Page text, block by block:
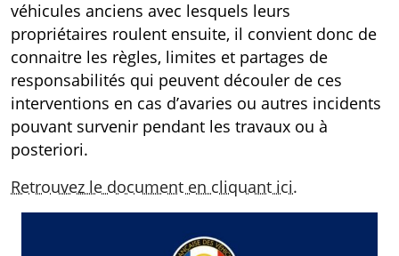
véhicules anciens avec lesquels leurs
propriétaires roulent ensuite, il convient donc de
connaitre les règles, limites et partages de
responsabilités qui peuvent découler de ces
interventions en cas d’avaries ou autres incidents
pouvant survenir pendant les travaux ou à
posteriori.
Retrouvez le document en cliquant ici.